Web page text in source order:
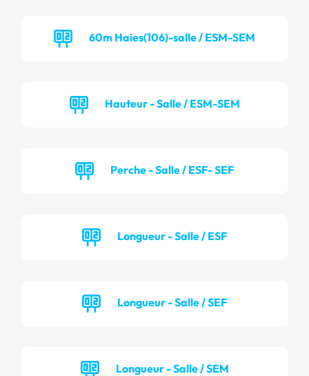
60m Haies(106)-salle / ESM-SEM
Hauteur - Salle / ESM-SEM
Perche - Salle / ESF- SEF
Longueur - Salle / ESF
Longueur - Salle / SEF
Longueur - Salle / SEM